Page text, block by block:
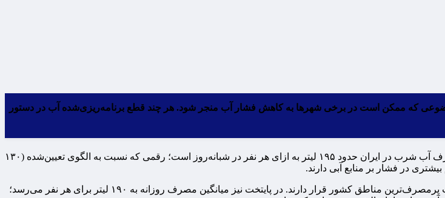
که ممکن است در برخی شهرها به کاهش فشار آب منجر شود. هر چند قطع برنامه‌ریزی‌شده آب در دستور
به‌گزارش مقیاس اقتصاد، مطابق داده‌های شرکت مهندسی آب و فاضلاب کشور، میانگین مصرف آب شرب در ایران حدود ۱۹۵ لیتر به ازای هر نفر در شبانه‌روز است؛ رقمی که نسبت به الگوی تعیین‌شده (۱۳۰
در فشار بر منابع آبی دارند.
بر اساس اعلام رسمی، استان‌های خوزستان، البرز، لرستان، زنجان، فارس و تهران در فهرست پرمصرف‌ترین مناطق کشور قرار دارند. در پایتخت نیز میانگین مصرف روزانه به ۱۹۰ لیتر برای هر نفر می‌رسد؛